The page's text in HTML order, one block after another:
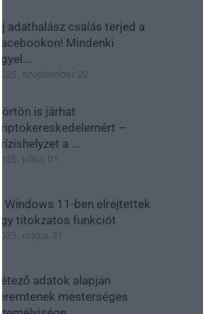
Új adathalász csalás terjed a
Facebookon! Mindenki
figyel...
2025. szeptember 22
Börtön is járhat
kriptokereskedelemért –
krízishelyzet a ...
2025. július 01
A Windows 11-ben elrejtettek
egy titokzatos funkciót
2025. május 31
Létező adatok alapján
teremtenek mesterséges